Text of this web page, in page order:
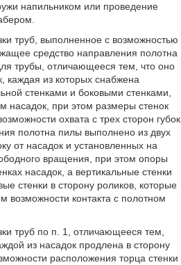
напильником или проведение
труб, выполненное с возможностью
средство направления полотна
трубы, отличающееся тем, что оно
каждая из которых снабжена
стенками и боковыми стенками,
насадок, при этом размеры стенок
охвата с трех сторон губок
полотна пилы выполнено из двух
от насадок и установленных на
вращения, при этом опоры
насадок, а вертикальные стенки
стенки в сторону роликов, которые
возможности контакта с полотном
труб по п. 1, отличающееся тем,
из насадок продлена в сторону
расположения торца стенки